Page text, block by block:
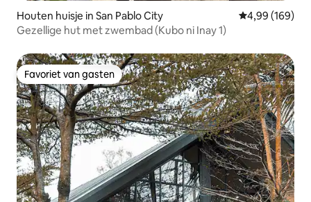
Houten huisje in San Pablo City Gemiddelde
4,99 (169)
Gezellige hut met zwembad (Kubo ni Inay 1)
Favoriet van gasten
Favoriet van gasten